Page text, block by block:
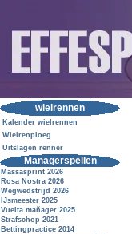
wielrennen
Kalender wielrennen
Wielrenploeg
Uitslagen renner
Managerspellen
Massasprint 2026
Rosa Nostra 2026
Wegwedstrijd 2026
IJsmeester 2025
Vuelta mañager 2025
Strafschop 2021
Bettingpractice 2014